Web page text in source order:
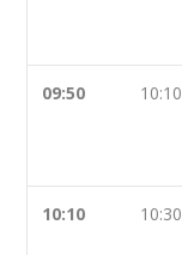
09:50 10:10
10:10 10:30